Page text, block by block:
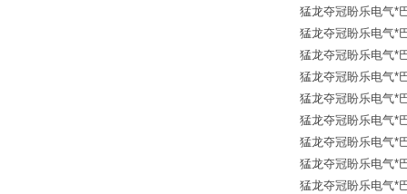
猛龙夺冠盼乐电气*
猛龙夺冠盼乐电气*
猛龙夺冠盼乐电气*
猛龙夺冠盼乐电气*
猛龙夺冠盼乐电气*
猛龙夺冠盼乐电气*
猛龙夺冠盼乐电气*
猛龙夺冠盼乐电气*
猛龙夺冠盼乐电气*